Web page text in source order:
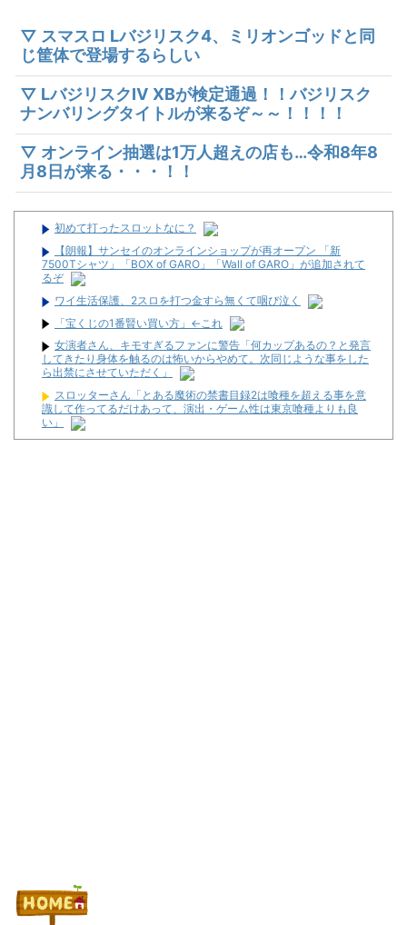
▽ スマスロ Lバジリスク4、ミリオンゴッドと同
じ筐体で登場するらしい
▽ LバジリスクⅣ XBが検定通過！！バジリスク
ナンバリングタイトルが来るぞ～～！！！！
▽ オンライン抽選は1万人超えの店も…令和8年8
月8日が来る・・・！！
初めて打ったスロットなに？
【朗報】サンセイのオンラインショップが再オープン 「新
7500Tシャツ」「BOX of GARO」「Wall of GARO」が追加されて
るぞ
ワイ生活保護、2スロを打つ金すら無くて咽び泣く
「宝くじの1番賢い買い方」←これ
女演者さん、キモすぎるファンに警告「何カップあるの？と発言
してきたり身体を触るのは怖いからやめて。次同じような事をした
ら出禁にさせていただく」
スロッターさん「とある魔術の禁書目録2は喰種を超える事を意
識して作ってるだけあって、演出・ゲーム性は東京喰種よりも良
い」